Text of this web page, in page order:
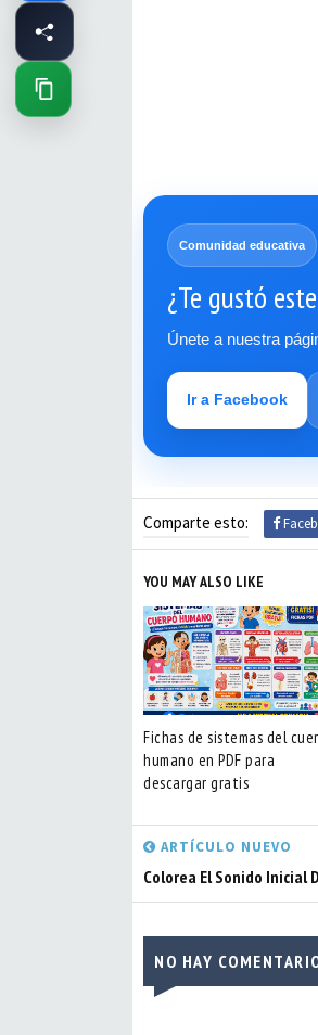
Comunidad educativa
¿Te gustó
Únete a nuestra
Ir a Facebook
Comparte esto:
YOU MAY ALSO LIKE
Fichas de sistemas del
humano en PDF para
descargar gratis
ARTÍCULO NUEVO
Colorea El Sonido Inicial
NO HAY